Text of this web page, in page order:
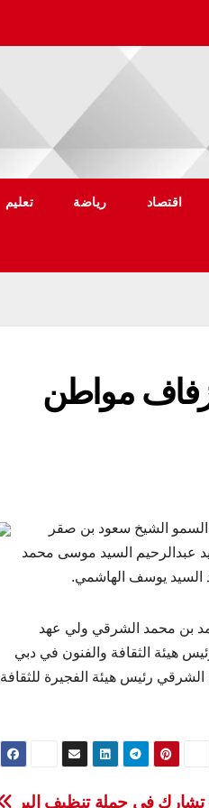
اقتصاد رياضة تعليم
مواطن
الشيخ سعود بن صقر
عبدالرحيم السيد موسى محمد
السيد يوسف الهاشمي.
بن محمد الشرقي ولي عهد
هيئة الثقافة والفنون في دبي
رئيس هيئة الفجيرة للثقافة
تشارك في حملة تنظيف البر